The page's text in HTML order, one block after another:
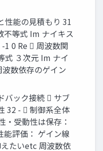
性能の見積もり 31
不等式 Im ナイキス
1 0 Re  周波数関
式 ３次元 Im ナイ
数依存のゲイン
バック接続  サブ
32 -  制御系全体
・受動性は保存：
能評価： ゲイン線
たいetc 周波数依